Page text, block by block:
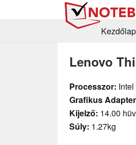
Kezdőlap
Lenovo
Processzor:
Grafikus
Kijelző: 14.00
Súly: 1.27kg